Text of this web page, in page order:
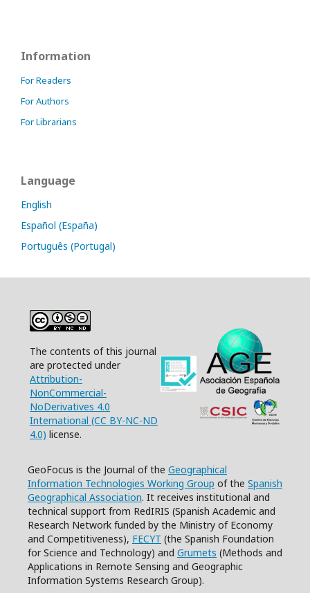
Information
For Readers
For Authors
For Librarians
Language
English
Español (España)
Português (Portugal)
The contents of this journal
are protected under
Attribution-
NonCommercial-
NoDerivatives 4.0
International (CC BY-NC-ND
4.0) license.
GeoFocus is the Journal of the Geographical
Information Technologies Working Group of the Spanish
Geographical Association. It receives institutional and
technical support from RedIRIS (Spanish Academic and
Research Network funded by the Ministry of Economy
and Competitiveness), FECYT (the Spanish Foundation
for Science and Technology) and Grumets (Methods and
Applications in Remote Sensing and Geographic
Information Systems Research Group).